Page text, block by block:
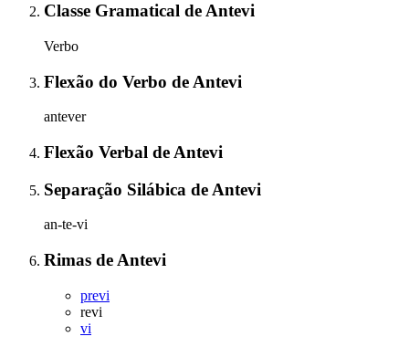
Classe Gramatical de Antevi
Verbo
Flexão do Verbo de Antevi
antever
Flexão Verbal de Antevi
Separação Silábica de Antevi
an-te-vi
Rimas de Antevi
previ
revi
vi